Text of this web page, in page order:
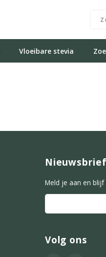
Vloeibare stevia
Nieuwsbrief
Meld je aan en
Volg ons